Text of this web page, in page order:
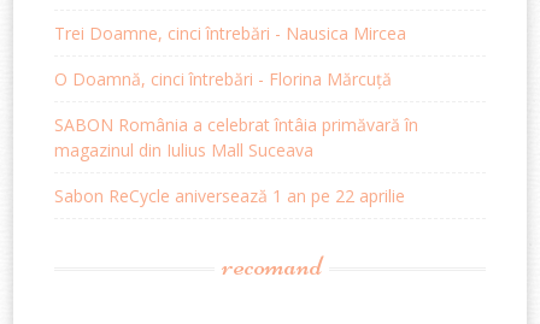
Trei Doamne, cinci întrebări - Nausica Mircea
O Doamnă, cinci întrebări - Florina Mărcuță
SABON România a celebrat întâia primăvară în
magazinul din Iulius Mall Suceava
Sabon ReCycle aniversează 1 an pe 22 aprilie
recomand